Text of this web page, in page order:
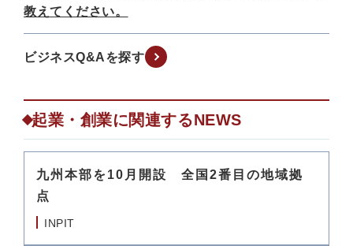
教えてください。
ビジネスQ&Aを探す
起業・創業に関連するNEWS
九州本部を10月開設 全国2番目の地域拠
点
INPIT